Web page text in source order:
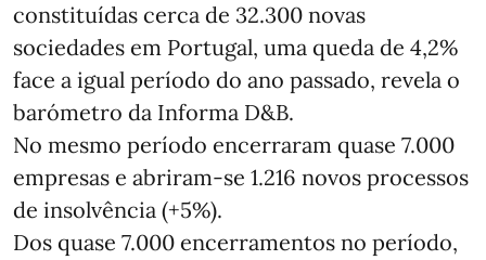
constituídas cerca de 32.300 novas
sociedades em Portugal, uma queda de 4,2%
face a igual período do ano passado, revela o
barómetro da Informa D&B.
No mesmo período encerraram quase 7.000
empresas e abriram‑se 1.216 novos processos
de insolvência (+5%).
Dos quase 7.000 encerramentos no período,